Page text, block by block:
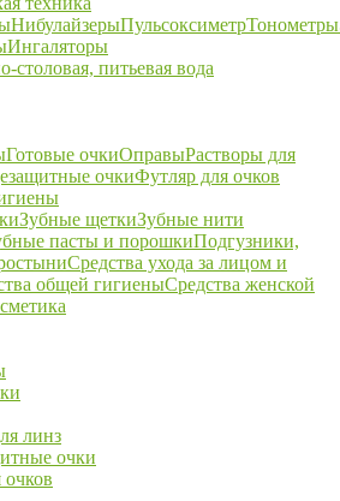
НибулайзерыПульсоксиметрТонометры
Ингаляторы
столовая, питьевая вода
Готовые очкиОправыРастворы для
очкиФутляр для очков
Зубные щеткиЗубные нити
пасты и порошкиПодгузники,
Средства ухода за лицом и
общей гигиеныСредства женской
линз
очки